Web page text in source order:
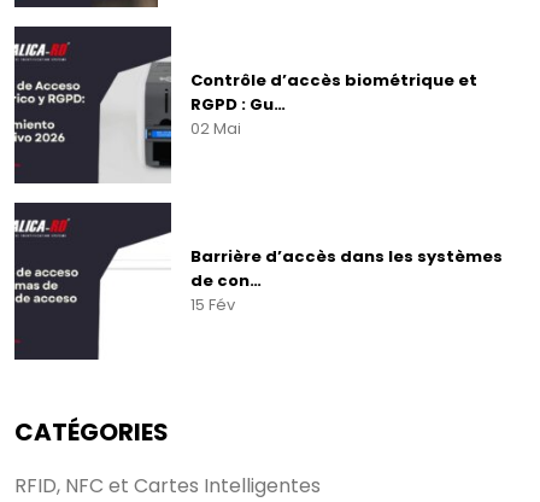
Contrôle d’accès biométrique et
RGPD : Gu…
02 Mai
Barrière d’accès dans les systèmes
de con…
15 Fév
CATÉGORIES
RFID, NFC et Cartes Intelligentes